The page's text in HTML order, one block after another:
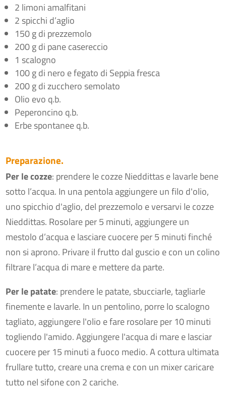
2 limoni amalfitani
2 spicchi d’aglio
150 g di prezzemolo
200 g di pane casereccio
1 scalogno
100 g di nero e fegato di Seppia fresca
200 g di zucchero semolato
Olio evo q.b.
Peperoncino q.b.
Erbe spontanee q.b.
Preparazione.
Per le cozze: prendere le cozze Nieddittas e lavarle bene
sotto l’acqua. In una pentola aggiungere un filo d'olio,
uno spicchio d'aglio, del prezzemolo e versarvi le cozze
Nieddittas. Rosolare per 5 minuti, aggiungere un
mestolo d’acqua e lasciare cuocere per 5 minuti finché
non si aprono. Privare il frutto dal guscio e con un colino
filtrare l’acqua di mare e mettere da parte.
Per le patate: prendere le patate, sbucciarle, tagliarle
finemente e lavarle. In un pentolino, porre lo scalogno
tagliato, aggiungere l'olio e fare rosolare per 10 minuti
togliendo l'amido. Aggiungere l'acqua di mare e lasciar
cuocere per 15 minuti a fuoco medio. A cottura ultimata
frullare tutto, creare una crema e con un mixer caricare
tutto nel sifone con 2 cariche.